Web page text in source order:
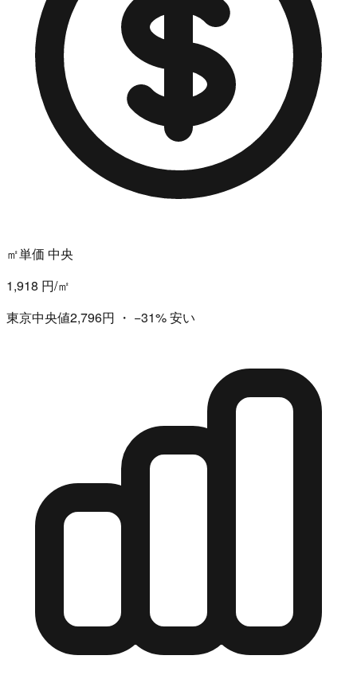
㎡単価 中央
1,918 円/㎡
東京中央値2,796円 ・ −31%安い